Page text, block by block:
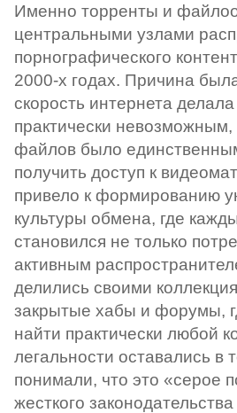
Именно торренты и
центральными узлами
порнографического
2000-х годах. Причина
скорость интернета
практически невозможным,
файлов было
получить доступ к
привело к формированию
культуры обмена, где
становился не только
активным
делились своими
закрытые хабы и форумы,
найти практически любой
легальности оставались в
понимали, что это «серое
жесткого